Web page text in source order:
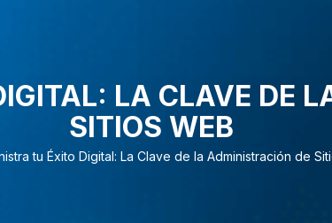
Multimedia
LA CLAVE DE
SITIOS WEB
tu Éxito Digital: La Clave de la Administración de